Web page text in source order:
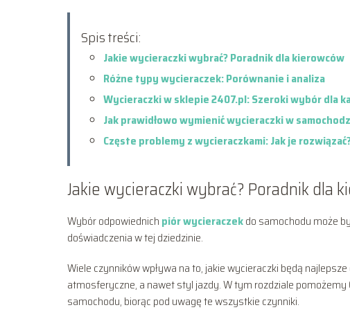
Spis treści:
Jakie wycieraczki wybrać? Poradnik dla kierowców
Różne typy wycieraczek: Porównanie i analiza
Wycieraczki w sklepie 2407.pl: Szeroki wybór dla
Jak prawidłowo wymienić wycieraczki w
Częste problemy z wycieraczkami: Jak je
Jakie wycieraczki wybrać? Poradnik dla
Wybór odpowiednich piór wycieraczekdo samochodu może
doświadczenia w tej dziedzinie.
Wiele czynników wpływa na to, jakie wycieraczki będą
atmosferyczne, a nawet styl jazdy. W tym rozdziale pomożemy
samochodu, biorąc pod uwagę te wszystkie czynniki.